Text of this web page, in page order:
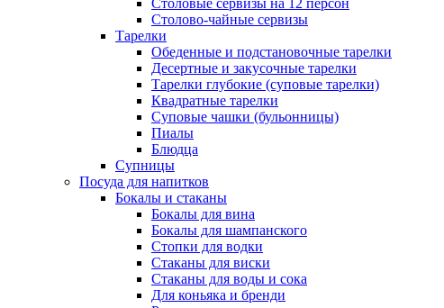
Столовые сервизы на 12 персон
Столово-чайные сервизы
Тарелки
Обеденные и подстановочные тарелки
Десертные и закусочные тарелки
Тарелки глубокие (суповые тарелки)
Квадратные тарелки
Суповые чашки (бульонницы)
Пиалы
Блюдца
Супницы
Посуда для напитков
Бокалы и стаканы
Бокалы для вина
Бокалы для шампанского
Стопки для водки
Стаканы для виски
Стаканы для воды и сока
Для коньяка и бренди